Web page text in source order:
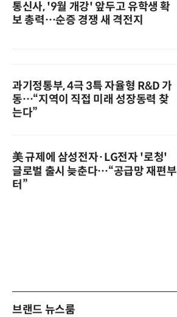
통신사, '9월 개강' 앞두고 유학생 확
보 총력…순증 경쟁 새 격전지
과기정통부, 4극 3특 자율형 R&D 가
동…“지역이 직접 미래 성장동력 찾
는다”
美 규제에 삼성전자·LG전자 '로청'
글로벌 출시 늦춘다…“공급망 재편부
터”
브랜드 뉴스룸